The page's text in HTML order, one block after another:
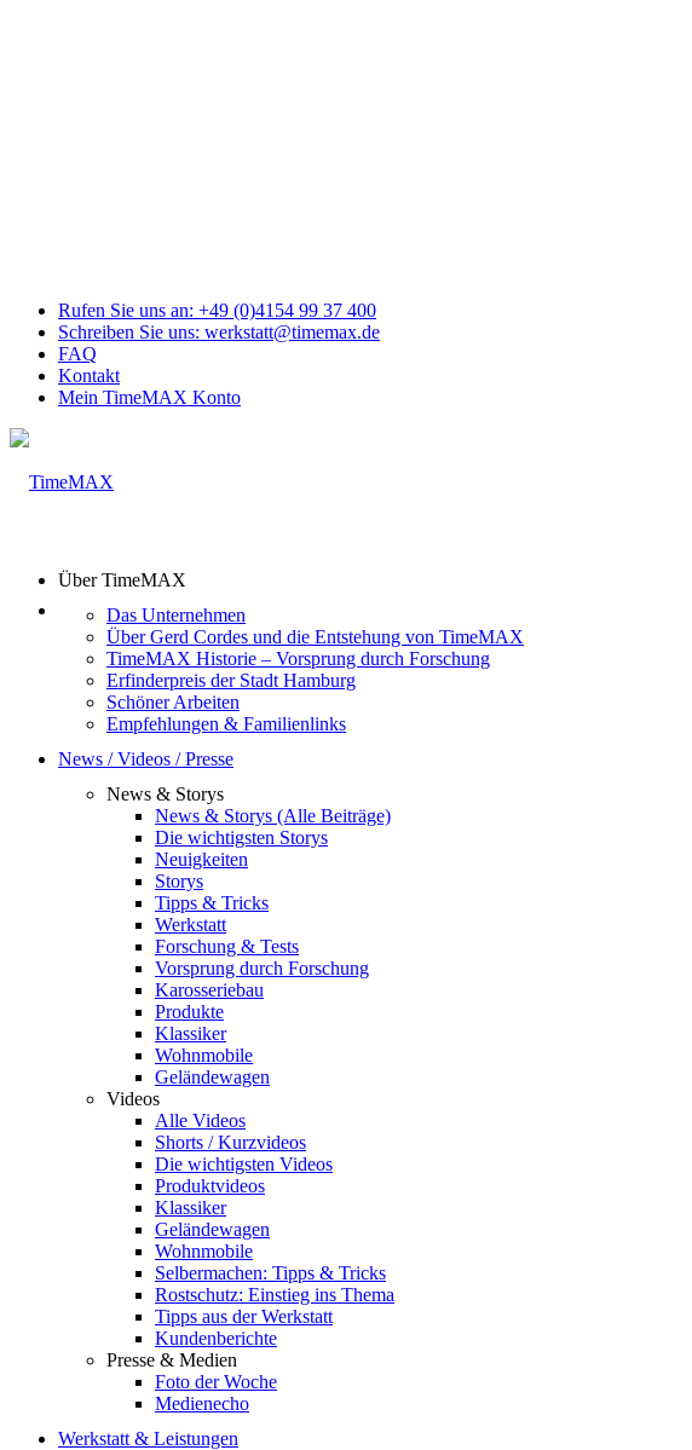
Rufen Sie uns an: +49 (0)4154 99 37 400
Schreiben Sie uns: werkstatt@timemax.de
FAQ
Kontakt
Mein TimeMAX Konto
Über TimeMAX
Das Unternehmen
Über Gerd Cordes und die Entstehung von TimeMAX
TimeMAX Historie – Vorsprung durch Forschung
Erfinderpreis der Stadt Hamburg
Schöner Arbeiten
Empfehlungen & Familienlinks
News / Videos / Presse
News & Storys
News & Storys (Alle Beiträge)
Die wichtigsten Storys
Neuigkeiten
Storys
Tipps & Tricks
Werkstatt
Forschung & Tests
Vorsprung durch Forschung
Karosseriebau
Produkte
Klassiker
Wohnmobile
Geländewagen
Videos
Alle Videos
Shorts / Kurzvideos
Die wichtigsten Videos
Produktvideos
Klassiker
Geländewagen
Wohnmobile
Selbermachen: Tipps & Tricks
Rostschutz: Einstieg ins Thema
Tipps aus der Werkstatt
Kundenberichte
Presse & Medien
Foto der Woche
Medienecho
Werkstatt & Leistungen